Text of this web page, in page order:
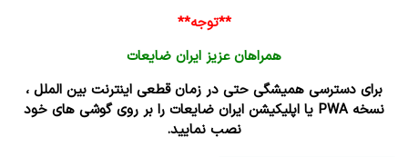
**توجه**
همراهان عزیز ایران ضایعات
برای دسترسی همیشگی حتی در زمان قطعی اینترنت بین الملل ،
نسخه PWA یا اپلیکیشن ایران ضایعات را بر روی گوشی های خود
نصب نمایید.